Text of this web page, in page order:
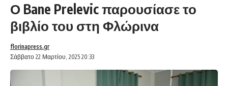
Ο Bane Prelevic παρουσίασε το
βιβλίο του στη Φλώρινα
Σάββατο 22 Μαρτίου, 2025 20:33
florinapress.gr